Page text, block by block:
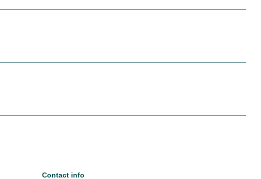
Contact info